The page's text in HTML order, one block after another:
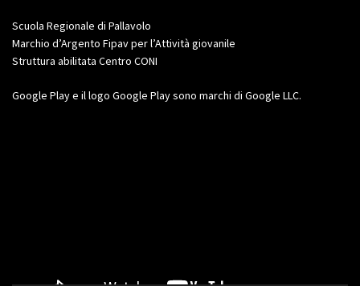
Scuola Regionale di Pallavolo
Marchio d’Argento Fipav per l’Attività giovanile
Struttura abilitata Centro CONI
Google Play e il logo Google Play sono marchi di Google LLC.